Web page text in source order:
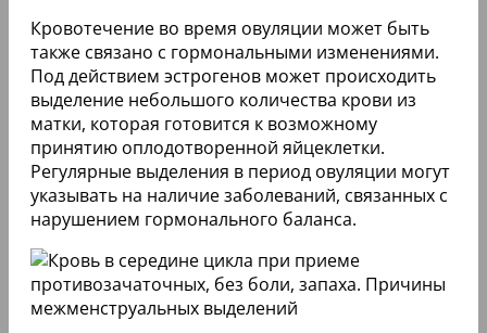
Кровотечение во время овуляции может быть
также связано с гормональными изменениями.
Под действием эстрогенов может происходить
выделение небольшого количества крови из
матки, которая готовится к возможному
принятию оплодотворенной яйцеклетки.
Регулярные выделения в период овуляции могут
указывать на наличие заболеваний, связанных с
нарушением гормонального баланса.